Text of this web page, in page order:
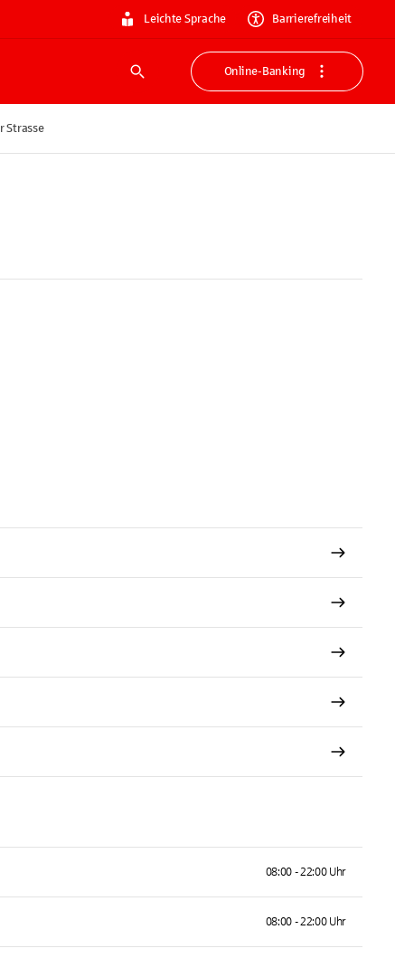
Leichte Sprache Barrierefreiheit
Suche
Online-Banking
Strasse
08:00 - 22:00 Uhr
08:00 - 22:00 Uhr